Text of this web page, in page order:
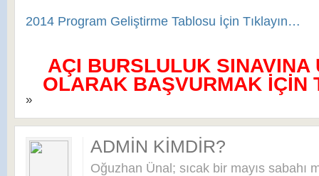
2014 Program Geliştirme Tablosu İçin Tıklayın…
AÇI BURSLULUK SINAVINA
OLARAK BAŞVURMAK İÇİN
»
ADMIN KIMDIR?
Oğuzhan Ünal; sıcak bir mayıs sabahı